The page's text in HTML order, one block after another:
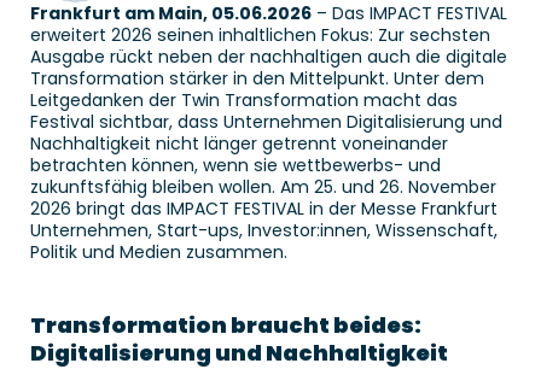
Frankfurt am Main, 05.06.2026 – Das IMPACT FESTIVAL
erweitert 2026 seinen inhaltlichen Fokus: Zur sechsten
Ausgabe rückt neben der nachhaltigen auch die digitale
Transformation stärker in den Mittelpunkt. Unter dem
Leitgedanken der Twin Transformation macht das
Festival sichtbar, dass Unternehmen Digitalisierung und
Nachhaltigkeit nicht länger getrennt voneinander
betrachten können, wenn sie wettbewerbs- und
zukunftsfähig bleiben wollen. Am 25. und 26. November
2026 bringt das IMPACT FESTIVAL in der Messe Frankfurt
Unternehmen, Start-ups, Investor:innen, Wissenschaft,
Politik und Medien zusammen.
Transformation braucht beides:
Digitalisierung und Nachhaltigkeit